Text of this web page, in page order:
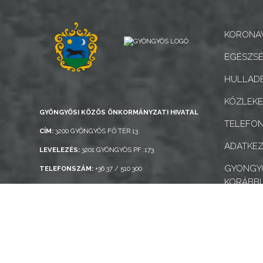
E-
ÜGYINTÉZÉS
KISTÉRSÉG
GEOTERM-
GYÖNGYÖS
GYÖNGYÖSI KÖZÖS ÖNKORMÁNYZATI HIVATAL
CÍM: 3200 GYÖNGYÖS FŐ TÉR 13.
LEVELEZÉS: 3201 GYÖNGYÖS PF.:173.
TELEFONSZÁM: +36 37 / 510 300